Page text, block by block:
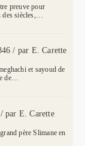
preuve pour
des siècles,…
/ par E. Carette
et sayoud de
de…
par E. Carette
père Slimane en